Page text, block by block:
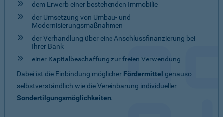
dem Erwerb einer bestehenden Immobilie
der Umsetzung von Umbau- und
Modernisierungsmaßnahmen
der Verhandlung über eine Anschlussfinanzierung bei
Ihrer Bank
einer Kapitalbeschaffung zur freien Verwendung
Dabei ist die Einbindung möglicher Fördermittel genauso
selbstverständlich wie die Vereinbarung individueller
Sondertilgungsmöglichkeiten.